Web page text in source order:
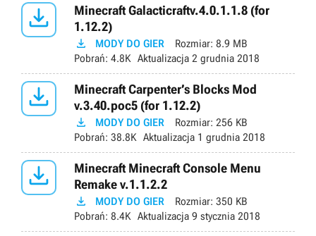

Minecraft Galacticraftv.4.0.1.1.8 (for
1.12.2)
 MODY DO GIER Rozmiar: 8.9 MB
Pobrań: 4.8K Aktualizacja 2 grudnia 2018

Minecraft Carpenter’s Blocks Mod
v.3.40.poc5 (for 1.12.2)
 MODY DO GIER Rozmiar: 256 KB
Pobrań: 38.8K Aktualizacja 1 grudnia 2018

Minecraft Minecraft Console Menu
Remake v.1.1.2.2
 MODY DO GIER Rozmiar: 350 KB
Pobrań: 8.4K Aktualizacja 9 stycznia 2018